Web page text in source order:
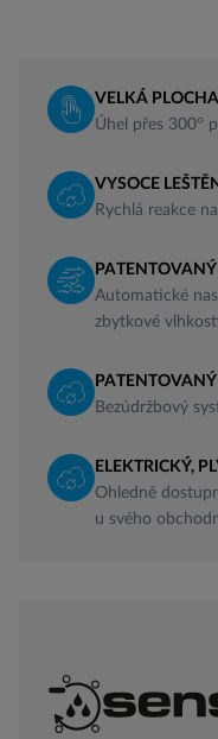
VELKÁ
Úhel přes 300°
VYSOCE
Rychlá reakce
Automatické
zbytkové
Bezúdržbový
ELEKTRICKÝ,
Ohledně
u svého